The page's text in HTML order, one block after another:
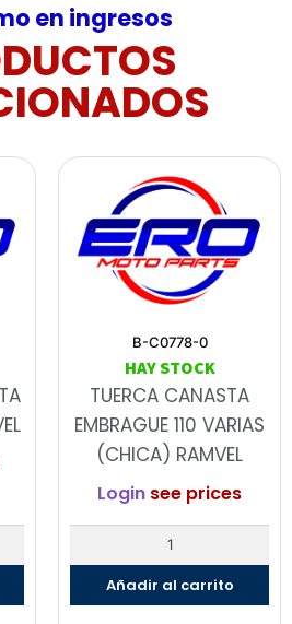
en ingresos
B-C0778-0
HAY STOCK
TUERCA CANASTA
EMBRAGUE 110 VARIAS
(CHICA) RAMVEL
Login see prices
Añadir al carrito